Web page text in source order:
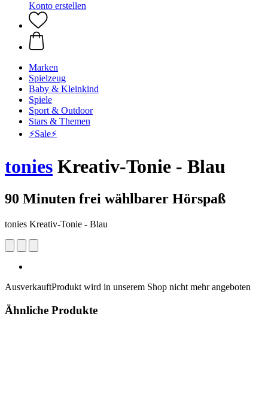
Konto erstellen
Marken
Spielzeug
Baby & Kleinkind
Spiele
Sport & Outdoor
Stars & Themen
⚡️Sale⚡️
tonies Kreativ-Tonie - Blau
90 Minuten frei wählbarer Hörspaß
tonies Kreativ-Tonie - Blau
AusverkauftProdukt wird in unserem Shop nicht mehr angeboten
Ähnliche Produkte